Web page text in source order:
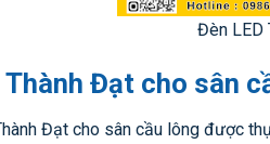
Đèn LED
Thành Đạt cho sân
Đạt cho sân cầu lông được